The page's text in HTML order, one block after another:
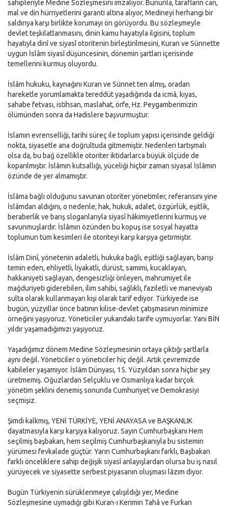
sahipleriyle Medine Sözleşmesini imzalıyor. Bununla, tarafların can,
mal ve din hürriyetlerini garanti altına alıyor, Medineyi herhangi bir
saldırıya karşı birlikte korumayı ön görüyordu. Bu sözleşmeyle
devlet teşkilatlanmasını, dinin kamu hayatıyla ilgisini, toplum
hayatıyla dinî ve siyasî otoritenin birleştirilmesini, Kuran ve Sünnette
uygun İslâm siyasî düşüncesinin, dönemin şartları içerisinde
temellerini kurmuş oluyordu.
İslâm hukuku, kaynağını Kuran ve Sünnet ten almış, oradan
hareketle yorumlamakta tereddüt yaşadığında da icmâ, kıyas,
sahabe fetvası, istihsan, maslahat, örfe, Hz. Peygamberimizin
ölümünden sonra da Hadislere başvurmuştur.
İslamın evrenselliği, tarihi süreç ile toplum yapısı içerisinde geldiği
nokta, siyasetle ana doğrultuda gitmemiştir. Nedenleri tartışmalı
olsa da, bu bağ özellikle otoriter iktidarlarca büyük ölçüde de
koparılmıştır. İslâmın kutsallığı, yüceliği hiçbir zaman siyasal İslâmın
özünde de yer almamıştır.
İslâma bağlı olduğunu savunan otoriter yönetimler, referansını yine
İslâmdan aldığını, o nedenle; hak, hukuk, adalet, özgürlük, eşitlik,
beraberlik ve barış sloganlarıyla siyasî hâkimiyetlerini kurmuş ve
savunmuşlardır. İslâmın özünden bu kopuş ise sosyal hayatta
toplumun tüm kesimleri ile otoriteyi karşı karşıya getirmiştir.
İslâm Dinî, yönetenin adaletli, hukuka bağlı, eşitliği sağlayan, barışı
temin eden, ehliyetli, liyakatli, dürüst, samimi, kucaklayan,
hakkaniyeti sağlayan, dengesizliği önleyen, mahrumiyet ile
mağduriyeti giderebilen, ilim sahibi, sağlıklı, faziletli ve maneviyatı
sulta olarak kullanmayan kişi olarak tarif ediyor. Türkiyede ise
bugün, yüzyıllar önce batının kilise-devlet çatışmasının minimize
örneğini yaşıyoruz. Yöneticiler yukarıdaki tarife uymuyorlar. Yani BİN
yıldır yaşamadığımızı yaşıyoruz.
Yaşadığımız dönem Medine Sözleşmesinin ortaya çıktığı şartlarla
aynı değil. Yöneticiler o yöneticiler hiç değil. Artık çevremizde
kabileler yaşamıyor. İslâm Dünyası, 15. Yüzyıldan sonra hiçbir şey
üretmemiş. Oğuzlardan Selçuklu ve Osmanlıya kadar birçok
yönetim şeklini denemiş sonunda Cumhuriyet ve Demokrasiyi
seçmişiz.
Şimdi kalkmış, YENİ TÜRKİYE, YENİ ANAYASA ve BAŞKANLIK
dayatmasıyla karşı karşıya kalıyoruz. Sayın Cumhurbaşkanı Hem
seçilmiş başbakan, hem seçilmiş Cumhurbaşkanıyla bu sistemin
yürümesi fevkalade güçtür. Yarın Cumhurbaşkanı farklı, Başbakan
farklı önceliklere sahip değişik siyasî anlayışlardan olursa bu iş nasıl
yürüyecek ve siyasette serbest piyasanın oluşması lâzım diyor.
Bugün Türkiyenin sürüklenmeye çalışıldığı yer, Medine
Sözleşmesine uymadığı gibi Kuran-ı Kerimin Tahâ ve Furkan